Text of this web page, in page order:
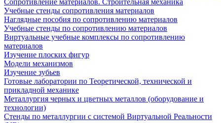
Сопротивление материалов. Строительная механика
Учебные стенды сопротивления материалов
Наглядные пособия по сопротивлению материалов
Учебные стенды по сопротивлению материалов
Виртуальные учебные комплексы по сопротивлению
материалов
Изучение плоских фигур
Модели механизмов
Изучение зубьев
Готовые лаборатории по Теоретической, технической и
прикладной механике
Металлургия черных и цветных металлов (оборудование и
технологии)
Cтенды по металлургии с системой Виртуальной Реальности